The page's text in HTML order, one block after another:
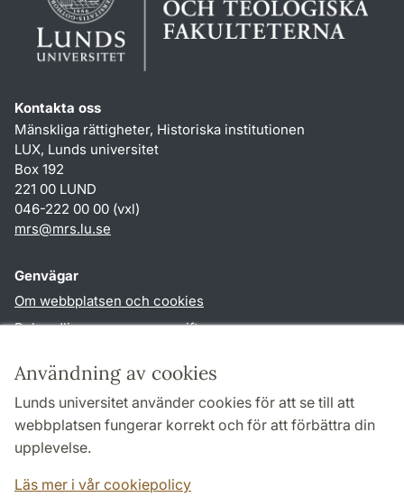
Användning av cookies
Lunds universitet använder cookies för att se till att
webbplatsen fungerar korrekt och för att förbättra din
upplevelse.
Läs mer i vår cookiepolicy
Kontakta oss
Mänskliga rättigheter, Historiska institutionen
LUX, Lunds universitet
Box 192
221 00 LUND
046-222 00 00 (vxl)
mrs@mrs.lu.se
Genvägar
Om webbplatsen och cookies
Behandling av personuppgifter
TYPO3-login
Följ oss i sociala medier